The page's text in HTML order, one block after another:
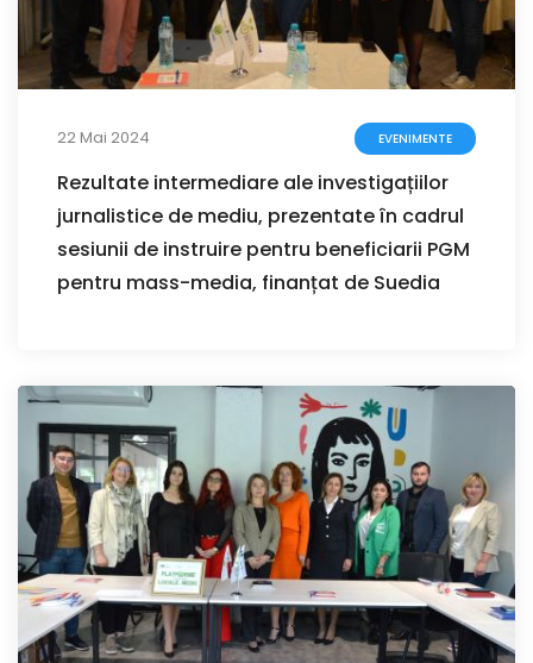
22 Mai 2024 EVENIMENTE
Rezultate intermediare ale investigațiilor
jurnalistice de mediu, prezentate în cadrul
sesiunii de instruire pentru beneficiarii PGM
pentru mass-media, finanțat de Suedia